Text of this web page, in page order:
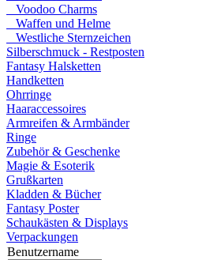
Voodoo Charms
Waffen und Helme
Westliche Sternzeichen
Silberschmuck - Restposten
Fantasy Halsketten
Handketten
Ohrringe
Haaraccessoires
Armreifen & Armbänder
Ringe
Zubehör & Geschenke
Magie & Esoterik
Grußkarten
Kladden & Bücher
Fantasy Poster
Schaukästen & Displays
Verpackungen
Benutzername